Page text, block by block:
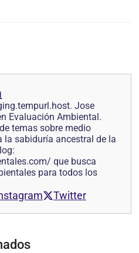
Jose
Evaluación Ambiental.
temas sobre medio
la sabiduría ancestral de la
que busca
para todos los
Twitter